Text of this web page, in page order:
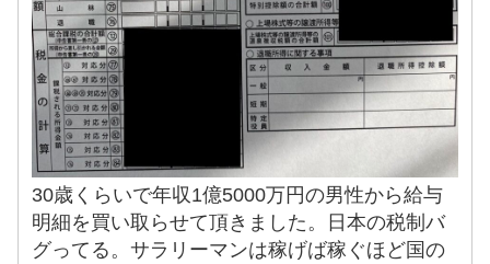
30歳くらいで年収1億5000万円の男性から給与
明細を買い取らせて頂きました。日本の税制バ
グってる。サラリーマンは稼げば稼ぐほど国の